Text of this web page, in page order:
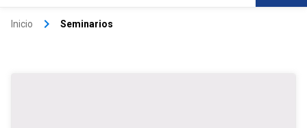
Inicio keyboard_arrow_right Seminarios